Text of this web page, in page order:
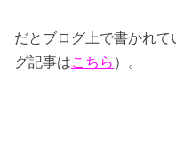
だとブログ上で書かれ
グ記事はこちら ）。